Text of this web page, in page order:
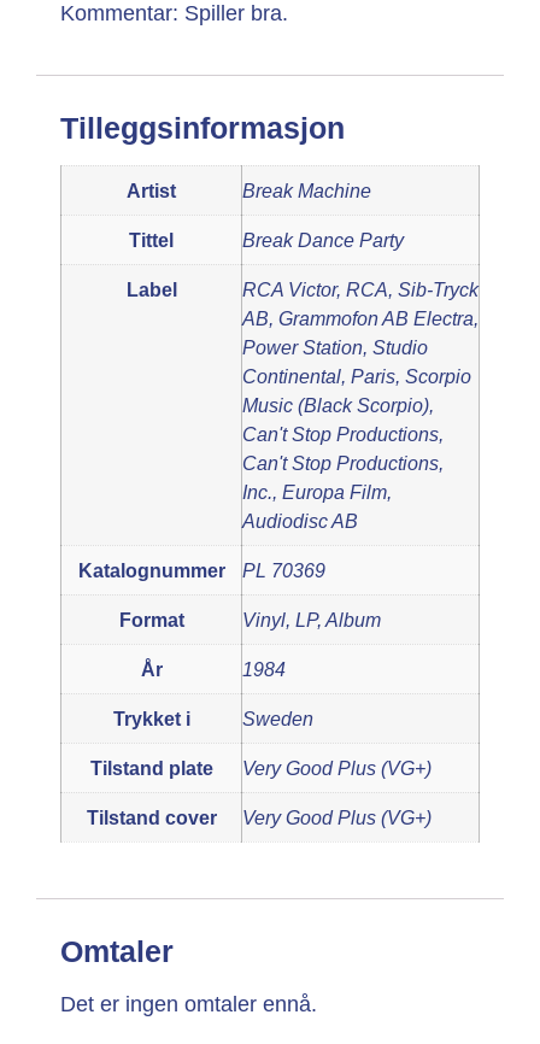
Kommentar: Spiller bra.
Tilleggsinformasjon
Artist Break Machine
Tittel Break Dance Party
Label
RCA Victor, RCA, Sib-Tryck
AB, Grammofon AB Electra,
Power Station, Studio
Continental, Paris, Scorpio
Music (Black Scorpio),
Can't Stop Productions,
Can't Stop Productions,
Inc., Europa Film,
Audiodisc AB
Katalognummer PL 70369
Format Vinyl, LP, Album
År 1984
Trykket i Sweden
Tilstand plate Very Good Plus (VG+)
Tilstand cover Very Good Plus (VG+)
Omtaler
Det er ingen omtaler ennå.